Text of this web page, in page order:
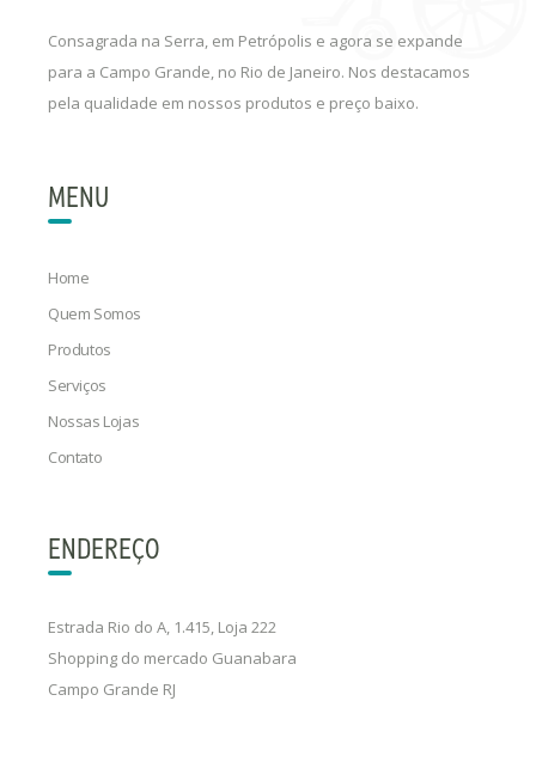
Consagrada na Serra, em Petrópolis e agora se expande
para a Campo Grande, no Rio de Janeiro. Nos destacamos
pela qualidade em nossos produtos e preço baixo.
MENU
Home
Quem Somos
Produtos
Serviços
Nossas Lojas
Contato
ENDEREÇO
Estrada Rio do A, 1.415, Loja 222
Shopping do mercado Guanabara
Campo Grande RJ